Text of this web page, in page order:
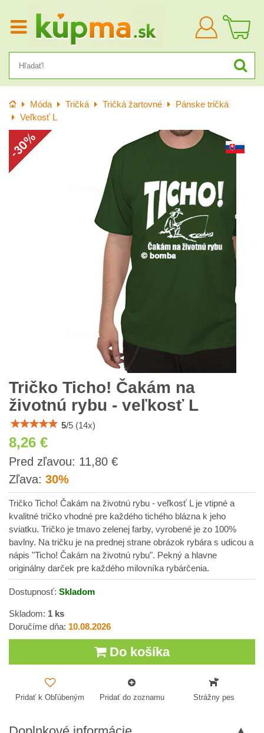
Prihlásiť
sa
Úvod Móda Tričká Tričká žartovné
Pánske tričká
Veľkosť L
Tričko Ticho! Čakám na
životnú rybu - veľkosť L
5/5 (14x)
8,26 €
Pred zľavou: 11,80 €s
Zľava: 30%
Tričko Ticho! Čakám na životnú rybu - veľkosť L je vtipné a
kvalitné tričko vhodné pre každého tichého blázna k jeho
sviatku. Tričko je tmavo zelenej farby, vyrobené je zo 100%
bavlny. Na tričku je na prednej strane obrázok rybára s udicou a
nápis "Ticho! Čakám na životnú rybu". Pekný a hlavne
originálny darček pre každého milovníka rybárčenia.
Dostupnosť: Skladom
Skladom: 1 ks
Doručíme dňa: 10.08.2026
Do košíka
Pridať k Obľúbeným Pridať do zoznamu Strážny pes